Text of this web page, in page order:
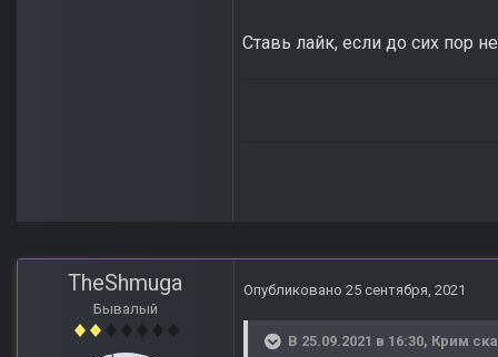
Ставь лайк, если до сих пор
TheShmuga
Бывалый
Опубликовано 25 сентября, 2021
В 25.09.2021 в 16:30, Крим